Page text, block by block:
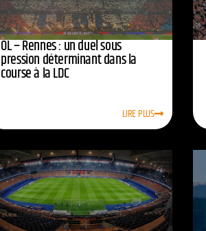
OL – Rennes : un duel sous
pression déterminant dans la
course à la LDC
LIRE PLUS